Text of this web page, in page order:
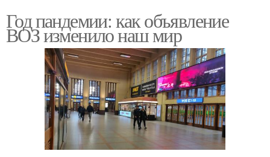
Год пандемии: как объявление
ВОЗ изменило наш мир